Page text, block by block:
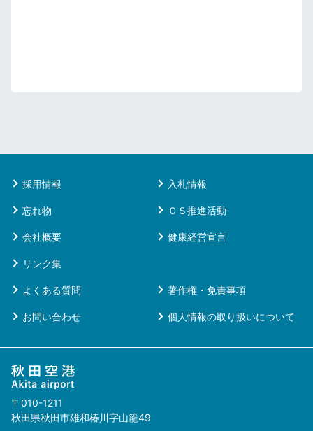
採用情報 入札情報
忘れ物 ＣＳ推進活動
会社概要 健康経営宣言
リンク集
よくある質問 著作権・免責事項
お問い合わせ 個人情報の取り扱いについて
〒010-1211
秋田県秋田市雄和椿川字山籠49